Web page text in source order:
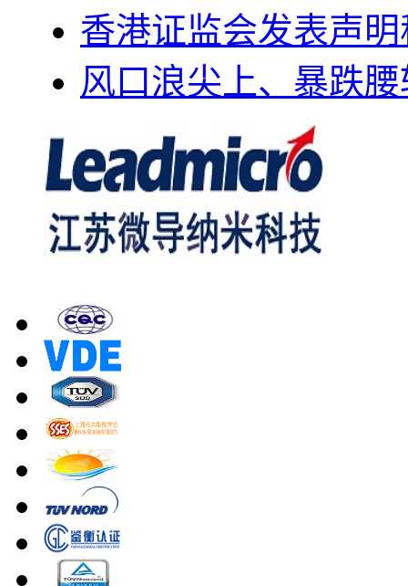
香港证监会发表声
风口浪尖上、暴跌